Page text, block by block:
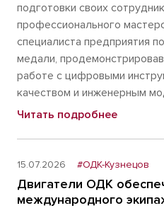
подготовки своих
профессионального
специалиста предприятия
медали,
работе с цифровыми
качеством и инженерным
Читать подробнее
15.07.2026 #ОДК-Кузнецов
Двигатели ОДК
международного